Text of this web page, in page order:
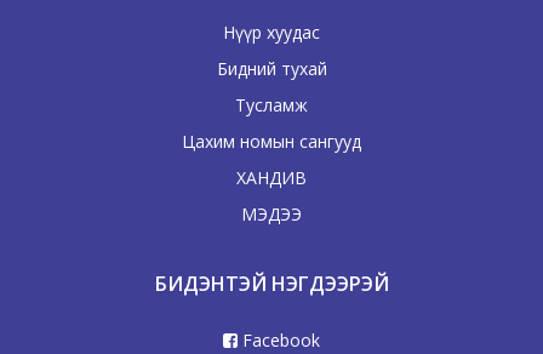
Нүүр хуудас
Бидний тухай
Тусламж
Цахим номын сангууд
ХАНДИВ
МЭДЭЭ
БИДЭНТЭЙ НЭГДЭЭРЭЙ
Facebook